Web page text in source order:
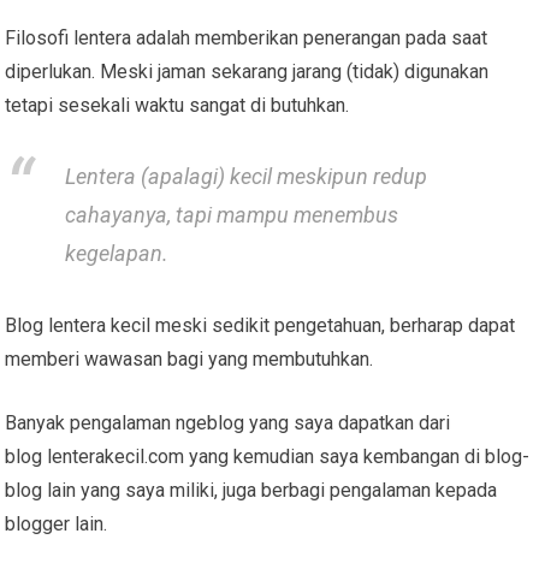
Filosofi lentera adalah memberikan penerangan pada saat
diperlukan. Meski jaman sekarang jarang (tidak) digunakan
tetapi sesekali waktu sangat di butuhkan.
Lentera (apalagi) kecil meskipun redup
cahayanya, tapi mampu menembus
kegelapan.
Blog lentera kecil meski sedikit pengetahuan, berharap dapat
memberi wawasan bagi yang membutuhkan.
Banyak pengalaman ngeblog yang saya dapatkan dari
blog lenterakecil.com yang kemudian saya kembangan di blog-
blog lain yang saya miliki, juga berbagi pengalaman kepada
blogger lain.